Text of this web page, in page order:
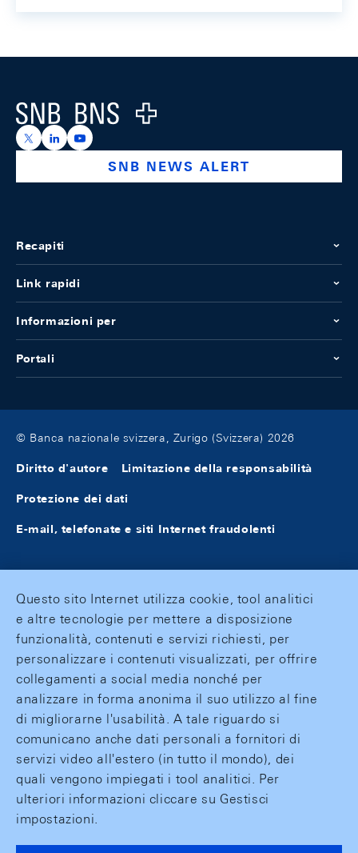
Logo
https://x.com/snb_bns
https://ch.linkedin.com/company/swiss-national-
https://www.youtube.com/@swissnationalbank
SNB NEWS ALERT
Recapiti
Link rapidi
Informazioni per
Portali
© Banca nazionale svizzera, Zurigo (Svizzera) 2026
Diritto d'autore Limitazione della responsabilità
Protezione dei dati
E-mail, telefonate e siti Internet fraudolenti
Questo sito Internet utilizza cookie, tool analitici
e altre tecnologie per mettere a disposizione
funzionalità, contenuti e servizi richiesti, per
personalizzare i contenuti visualizzati, per offrire
collegamenti a social media nonché per
analizzare in forma anonima il suo utilizzo al fine
di migliorarne l'usabilità. A tale riguardo si
comunicano anche dati personali a fornitori di
servizi video all'estero (in tutto il mondo), dei
quali vengono impiegati i tool analitici. Per
ulteriori informazioni cliccare su Gestisci
impostazioni.